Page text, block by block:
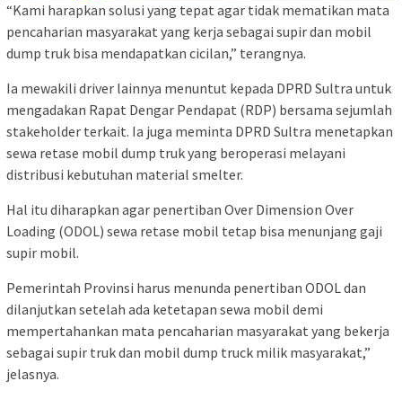
“Kami harapkan solusi yang tepat agar tidak mematikan mata
pencaharian masyarakat yang kerja sebagai supir dan mobil
dump truk bisa mendapatkan cicilan,” terangnya.
Ia mewakili driver lainnya menuntut kepada DPRD Sultra untuk
mengadakan Rapat Dengar Pendapat (RDP) bersama sejumlah
stakeholder terkait. Ia juga meminta DPRD Sultra menetapkan
sewa retase mobil dump truk yang beroperasi melayani
distribusi kebutuhan material smelter.
Hal itu diharapkan agar penertiban Over Dimension Over
Loading (ODOL) sewa retase mobil tetap bisa menunjang gaji
supir mobil.
Pemerintah Provinsi harus menunda penertiban ODOL dan
dilanjutkan setelah ada ketetapan sewa mobil demi
mempertahankan mata pencaharian masyarakat yang bekerja
sebagai supir truk dan mobil dump truck milik masyarakat,”
jelasnya.